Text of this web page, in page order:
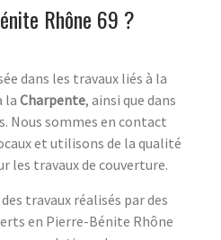
Rhône 69 ?
dans les travaux liés à la
laCharpente, ainsi que dans
Nous sommes en contact
et utilisons de la qualité
les travaux de couverture.
travaux réalisés par des
en Pierre-Bénite Rhône